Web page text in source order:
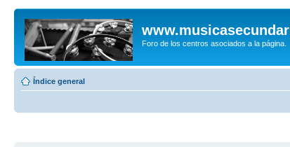
Foro de los centros asociados a la página.
Índice general